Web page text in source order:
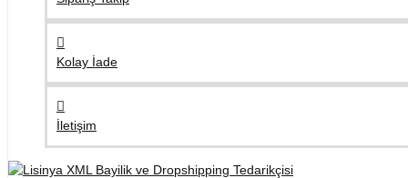
Kolay İade
İletişim